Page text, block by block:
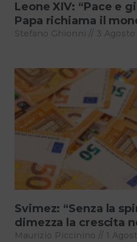
Leone XIV: “Pace e
Papa richiama il
Stefano Ghionni 3
Svimez: “Senza la
dimezza la crescita
Maurizio Piccinino 1